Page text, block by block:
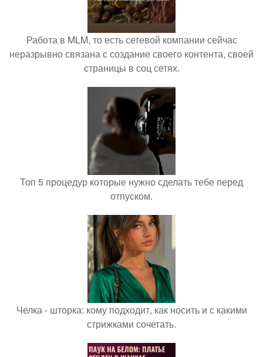
Работа в MLM, то есть сетевой компании сейчас
неразрывно связана с создание своего контента, своей
страницы в соц сетях.
Топ 5 процедур которые нужно сделать тебе перед
отпуском.
Челка - шторка: кому подходит, как носить и с какими
стрижками сочетать.